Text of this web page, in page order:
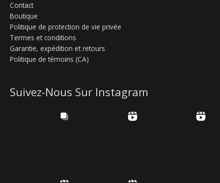
Contact
Boutique
Politique de protection de vie privée
Termes et conditions
Garantie, expédition et retours
Politique de témoins (CA)
Suivez-Nous Sur Instagram